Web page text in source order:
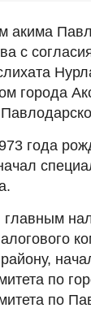
акима
с
города
года
главным
по
по